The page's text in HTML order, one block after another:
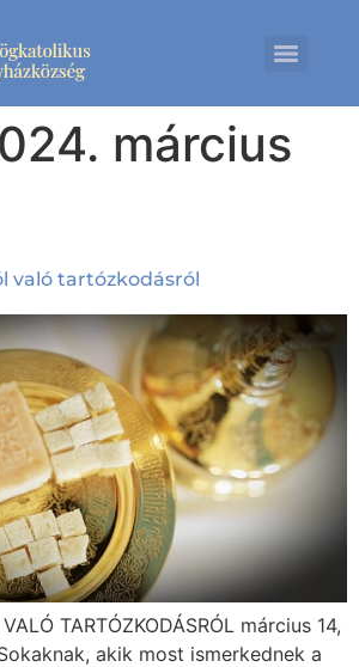
március
való tartózkodásról
TARTÓZKODÁSRÓL március 14,
akik most ismerkednek a